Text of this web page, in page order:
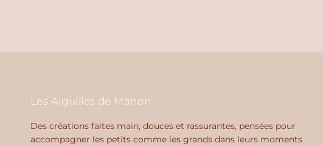
Les Aiguilles de Manon
Des créations faites main, douces et rassurantes, pensées pour
accompagner les petits comme les grands dans leurs moments